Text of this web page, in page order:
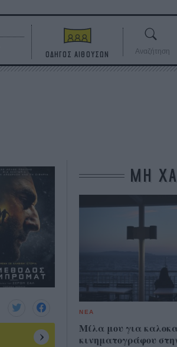
ΟΔΗΓΟΣ ΑΙΘΟΥΣΩΝ Αναζήτηση
ΜΗ
ΝΕΑ
Μίλα μου για
κινηματογράφου